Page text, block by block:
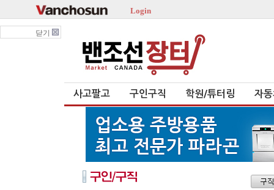
Login
닫기
사고팔고 구인구직 학원/튜터링 자